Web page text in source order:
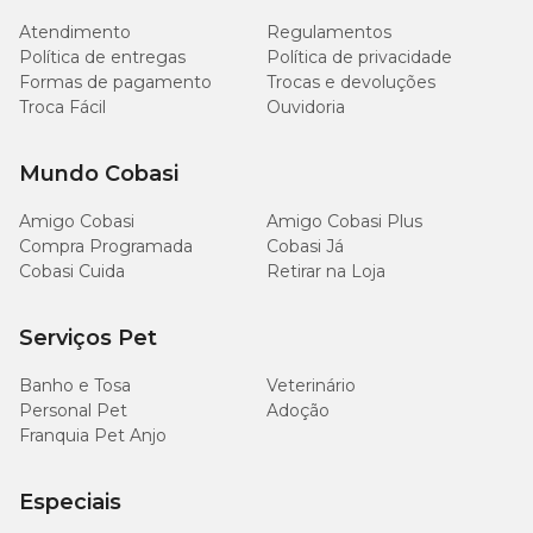
Matéria Mineral (máx.) 80g/kg
Fósforo (mín.)
Potássio (mín.)
Ômega 6 (mín.)
Ômega 3 (mín.)
Atendimento
Regulamentos
Política de entregas
Política de privacidade
Formas de pagamento
Trocas e devoluções
Troca Fácil
Ouvidoria
Mundo Cobasi
Amigo Cobasi
Amigo Cobasi Plus
Compra Programada
Cobasi Já
Cobasi Cuida
Retirar na Loja
Serviços Pet
Banho e Tosa
Veterinário
Personal Pet
Adoção
Franquia Pet Anjo
Especiais